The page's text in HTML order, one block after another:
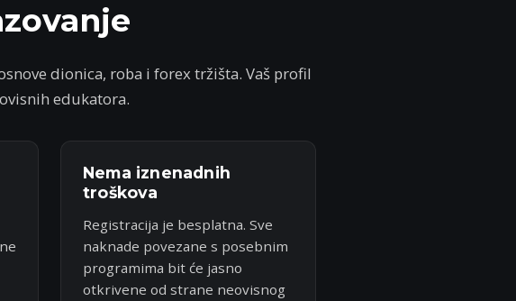
dionica, roba i forex tržišta. Vaš profil
edukatora.
Nema iznenadnih
troškova
Registracija je besplatna. Sve
naknade povezane s posebnim
programima bit će jasno
otkrivene od strane neovisnog